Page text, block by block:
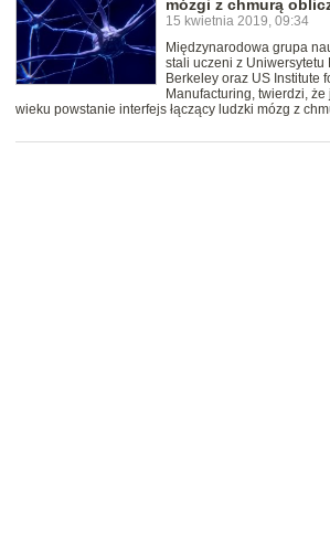
mózgi z chmurą
15 kwietnia 2019, 09:34
Międzynarodowa grupa
stali uczeni z Uniwersytetu
Berkeley oraz US Institute
Manufacturing, twierdzi,
wieku powstanie interfejs łączący ludzki mózg z